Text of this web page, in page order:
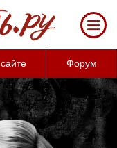
тяжесть
Форум